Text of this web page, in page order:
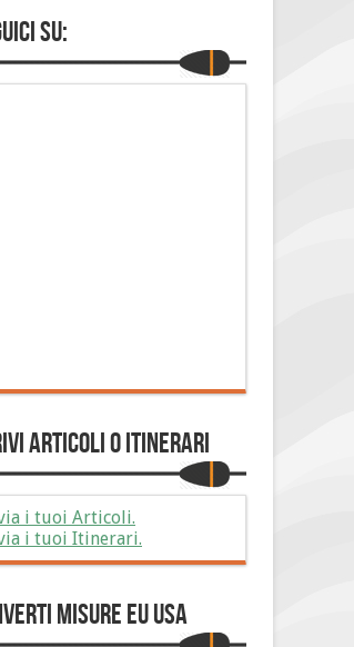
su:
Articoli o Itinerari
i tuoi Articoli.
i tuoi Itinerari.
Misure EU USA